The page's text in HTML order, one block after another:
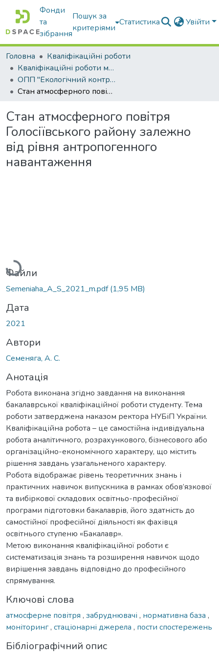
Фонди
та
зібрання
Пошук за
критеріями
Статистика Увійти
Головна
Кваліфікаційні роботи
Кваліфікаційні роботи магістрів
ОПП "Екологічний контроль та аудит"
Стан атмосферного повітря Голосіївського району залежно від рівня антропогенного навантаження
Стан атмосферного повітря
Голосіївського району залежно
від рівня антропогенного
навантаження
Вантажиться...
Файли
Semeniaha_A_S_2021_m.pdf(1,95 MB)
Дата
2021
Автори
Семеняга, А. С.
Анотація
Робота виконана згідно завдання на виконання
бакалаврської кваліфікаційної роботи студенту. Тема
роботи затверджена наказом ректора НУБіП України.
Кваліфікаційна робота – це самостійна індивідуальна
робота аналітичного, розрахункового, бізнесового або
організаційно-економічного характеру, що містить
рішення завдань узагальненого характеру.
Робота відображає рівень теоретичних знань і
практичних навичок випускника в рамках обов’язкової
та вибіркової складових освітньо-професійної
програми підготовки бакалаврів, його здатність до
самостійної професійної діяльності як фахівця
освітнього ступеню «Бакалавр».
Метою виконання кваліфікаційної роботи є
систематизація знань та розширення навичок щодо
вирішення завдань відповідно до професійного
спрямування.
Ключові слова
атмосферне повітря , забруднювачі , нормативна база ,
моніторинг, стаціонарні джерела , пости спостережень
Бібліографічний опис